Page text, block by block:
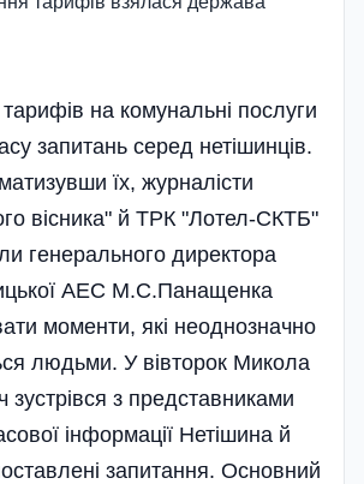
на комунальні послуги
запитань серед нетішинців.
їх, журналісти
вісника" й ТРК "Лотел-СКТБ"
генерального директора
АЕС М.С.Панащенка
моменти, які неоднозначно
людьми. У вівторок Микола
зустрівся з представниками
інформації Нетішина й
запитання. Основний